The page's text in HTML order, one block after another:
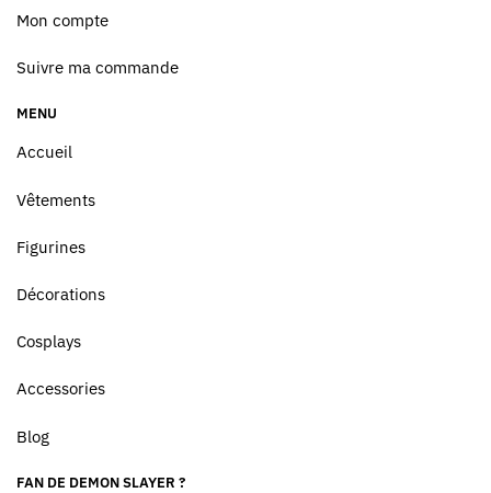
Mon compte
Suivre ma commande
MENU
Accueil
Vêtements
Figurines
Décorations
Cosplays
Accessories
Blog
FAN DE DEMON SLAYER ?